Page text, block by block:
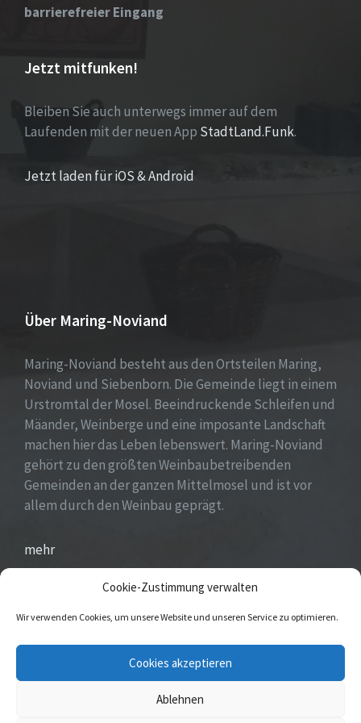
Cookie-Zustimmung verwalten
Wir verwenden Cookies, um unsere Website und unseren Service zu optimieren.
Cookies akzeptieren
Ablehnen
barrierefreier Eingang
Jetzt mitfunken!
Bleiben Sie auch unterwegs immer auf dem
Laufenden mit der neuen App StadtLand.Funk.
Jetzt laden für iOS & Android
Über Maring-Noviand
Maring-Noviand besteht aus den Ortsteilen Maring,
Noviand und Siebenborn. Die Gemeinde liegt in einem
Urstromtal der Mosel. Beeindruckende Schleifen und
Mäander, Weinberge und eine imposante Landschaft
machen hier das Leben lebenswert. Maring-Noviand
gehört zu den größten Weinbaubetreibenden
Gemeinden an der ganzen Mittelmosel und ist vor
allem durch den Weinbau geprägt.
mehr